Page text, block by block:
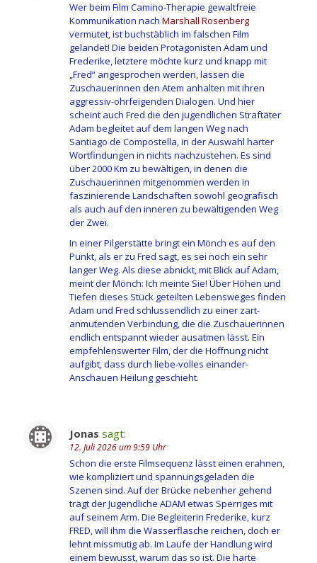
Wer beim Film Camino-Therapie gewaltfreie
Kommunikation nach Marshall Rosenberg
vermutet, ist buchstäblich im falschen Film
gelandet! Die beiden Protagonisten Adam und
Frederike, letztere möchte kurz und knapp mit
„Fred“ angesprochen werden, lassen die
Zuschauerinnen den Atem anhalten mit ihren
aggressiv-ohrfeigenden Dialogen. Und hier
scheint auch Fred die den jugendlichen Straftäter
Adam begleitet auf dem langen Weg nach
Santiago de Compostella, in der Auswahl harter
Wortfindungen in nichts nachzustehen. Es sind
über 2000 Km zu bewältigen, in denen die
Zuschauerinnen mitgenommen werden in
faszinierende Landschaften sowohl geografisch
als auch auf den inneren zu bewältigenden Weg
der Zwei.
In einer Pilgerstätte bringt ein Mönch es auf den
Punkt, als er zu Fred sagt, es sei noch ein sehr
langer Weg. Als diese abnickt, mit Blick auf Adam,
meint der Mönch: Ich meinte Sie! Über Höhen und
Tiefen dieses Stück geteilten Lebensweges finden
Adam und Fred schlussendlich zu einer zart-
anmutenden Verbindung, die die Zuschauerinnen
endlich entspannt wieder ausatmen lässt. Ein
empfehlenswerter Film, der die Hoffnung nicht
aufgibt, dass durch liebe-volles einander-
Anschauen Heilung geschieht.
Jonas sagt:
12. Juli 2026 um 9:59 Uhr
Schon die erste Filmsequenz lässt einen erahnen,
wie kompliziert und spannungsgeladen die
Szenen sind. Auf der Brücke nebenher gehend
trägt der Jugendliche ADAM etwas Sperriges mit
auf seinem Arm. Die Begleiterin Frederike, kurz
FRED, will ihm die Wasserflasche reichen, doch er
lehnt missmutig ab. Im Laufe der Handlung wird
einem bewusst, warum das so ist. Die harte